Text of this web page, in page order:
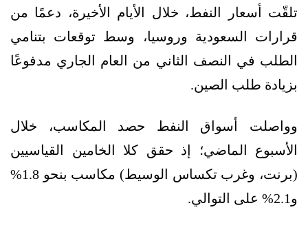
تلقّت أسعار النفط، خلال الأيام الأخيرة، دعمًا من
قرارات السعودية وروسيا، وسط توقعات بتنامي
الطلب في النصف الثاني من العام الجاري مدفوعًا
بزيادة طلب الصين.
وواصلت أسواق النفط حصد المكاسب، خلال
الأسبوع الماضي؛ إذ حقق كلا الخامين القياسيين
(برنت، وغرب تكساس الوسيط) مكاسب بنحو 1.8%
و2.1% على التوالي.